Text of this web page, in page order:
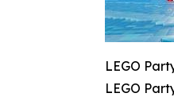
LEGO
LEGO